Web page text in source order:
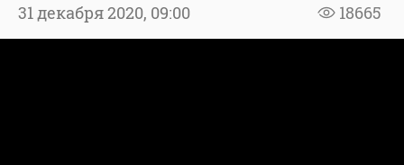
18665
31 декабря 2020, 09:00